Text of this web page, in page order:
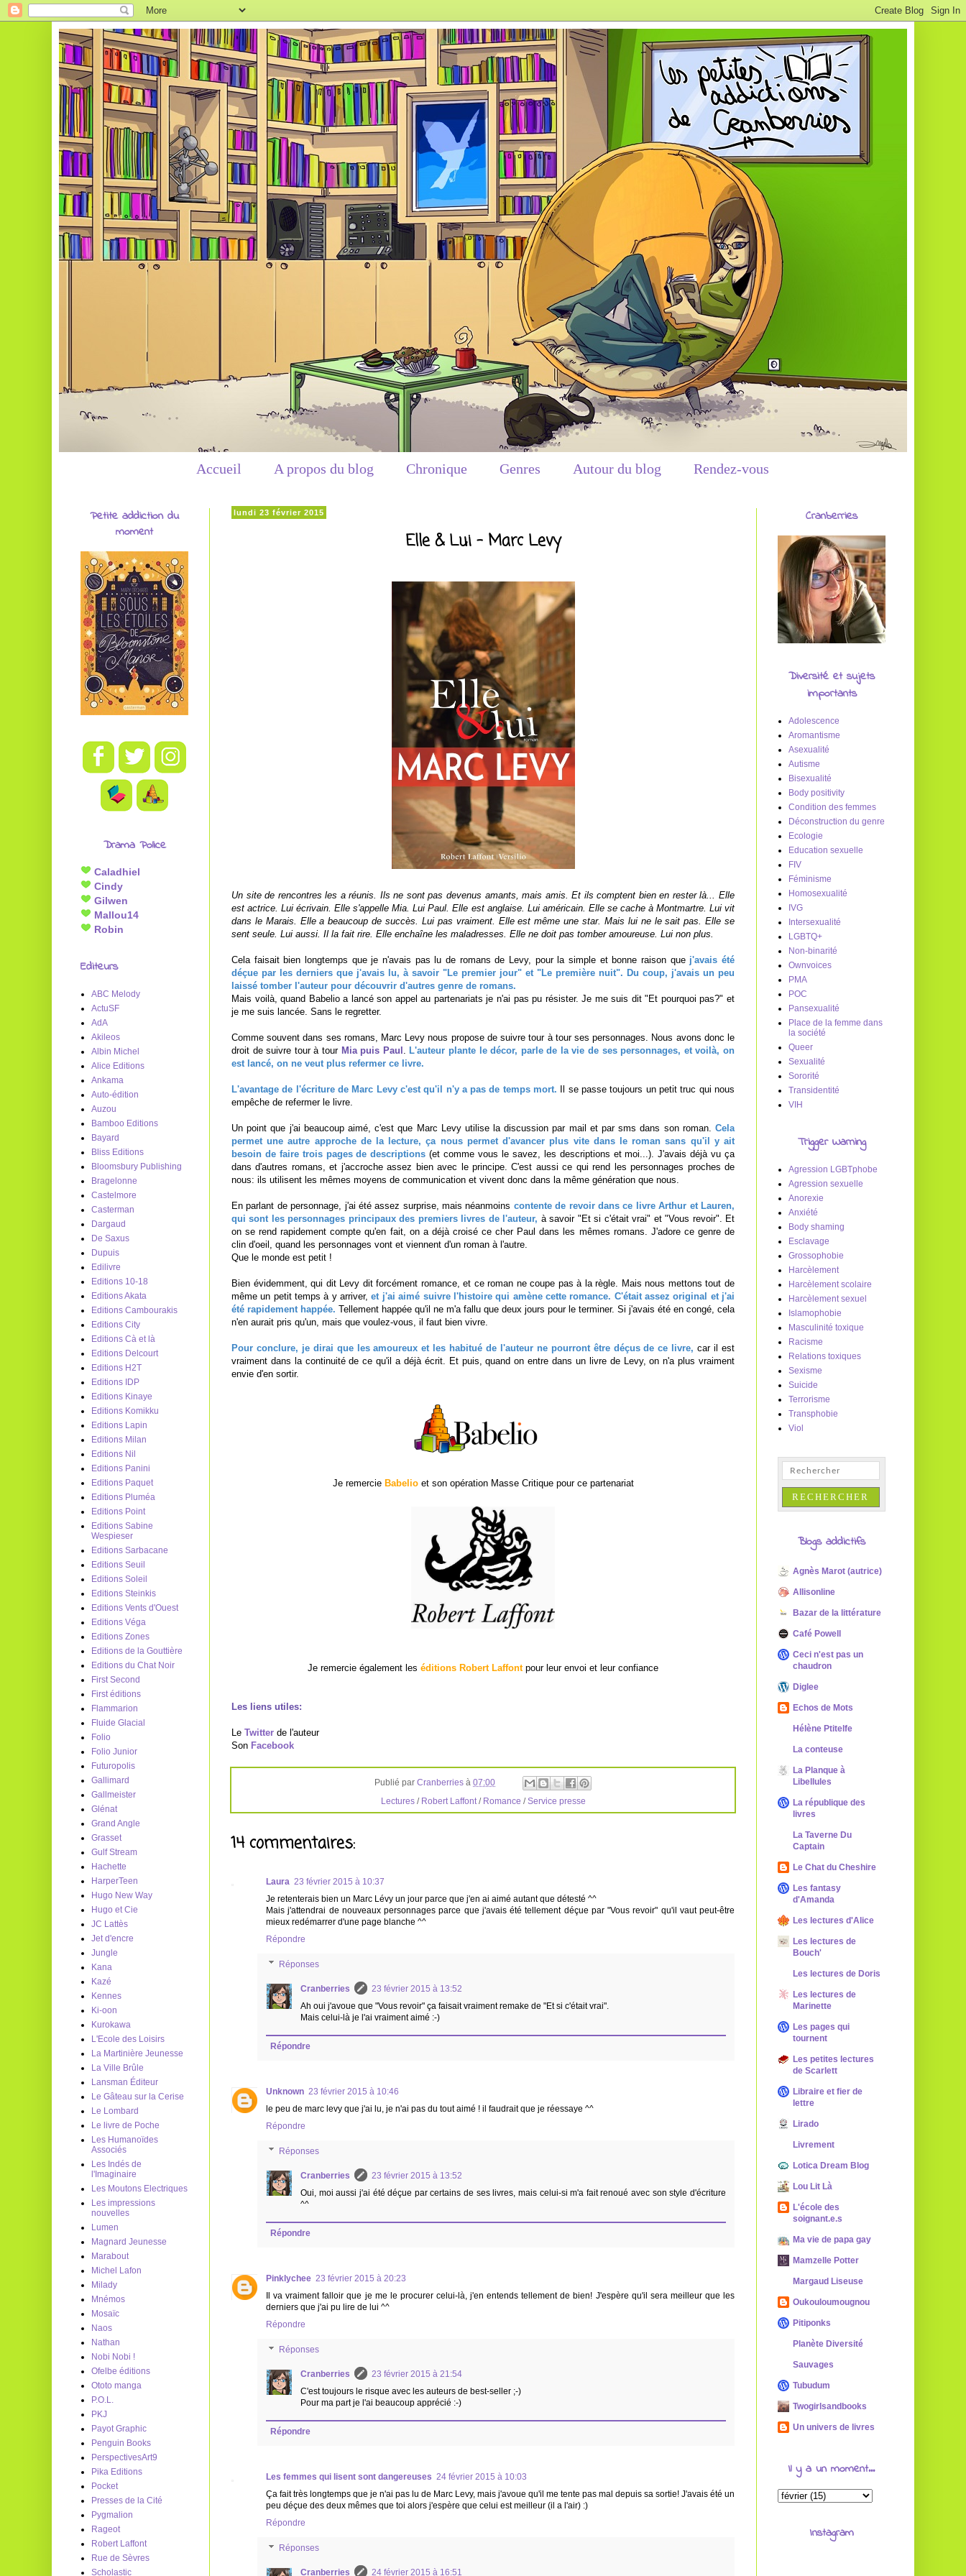
Accueil A propos du blog Chronique Genres Autour du blog Rendez-vous
lundi 23 février 2015
Elle & Lui - Marc Levy
Un site de rencontres les a réunis. Ils ne sont pas devenus amants, mais amis. Et ils comptent bien en rester là... Elle
est actrice. Lui écrivain. Elle s'appelle Mia. Lui Paul. Elle est anglaise. Lui américain. Elle se cache à Montmartre. Lui vit
dans le Marais. Elle a beaucoup de succès. Lui pas vraiment. Elle est même une star. Mais lui ne le sait pas. Elle se
sent seule. Lui aussi. Il la fait rire. Elle enchaîne les maladresses. Elle ne doit pas tomber amoureuse. Lui non plus.
Cela faisait bien longtemps que je n'avais pas lu de romans de Levy, pour la simple et bonne raison que j'avais été
déçue par les derniers que j'avais lu, à savoir "Le premier jour" et "Le première nuit". Du coup, j'avais un peu
laissé tomber l'auteur pour découvrir d'autres genre de romans.
Mais voilà, quand Babelio a lancé son appel au partenariats je n'ai pas pu résister. Je me suis dit "Et pourquoi pas?" et
je me suis lancée. Sans le regretter.
Comme souvent dans ses romans, Marc Levy nous propose de suivre tour à tour ses personnages. Nous avons donc le
droit de suivre tour à tour Mia puis Paul .L'auteur plante le décor, parle de la vie de ses personnages, et voilà, on
est lancé, on ne veut plus refermer ce livre.
L'avantage de l'écriture de Marc Levy c'est qu'il n'y a pas de temps mort. Il se passe toujours un petit truc qui nous
empêche de refermer le livre.
Un point que j'ai beaucoup aimé, c'est que Marc Levy utilise la discussion par mail et par sms dans son roman. Cela
permet une autre approche de la lecture, ça nous permet d'avancer plus vite dans le roman sans qu'il y ait
besoin de faire trois pages de descriptions (et comme vous le savez, les descriptions et moi...). J'avais déjà vu ça
dans d'autres romans, et j'accroche assez bien avec le principe. C'est aussi ce qui rend les personnages proches de
nous: ils utilisent les mêmes moyens de communication et vivent donc dans la même génération que nous.
En parlant de personnage, j'ai été assez surprise, mais néanmoins contente de revoir dans ce livre Arthur et Lauren,
qui sont les personnages principaux des premiers livres de l'auteur, à savoir "Et si c'était vrai" et "Vous revoir". Et
on se rend rapidement compte qu'en fait, on a déjà croisé ce cher Paul dans les mêmes romans. J'adore ce genre de
clin d'oeil, quand les personnages vont et viennent d'un roman à l'autre.
Que le monde est petit !
Bien évidemment, qui dit Levy dit forcément romance, et ce roman ne coupe pas à la règle. Mais nous mettons tout de
même un petit temps à y arriver,et j'ai aimé suivre l'histoire qui amène cette romance. C'était assez original et j'ai
été rapidement happée. Tellement happée qu'il ne m'a fallu que deux jours pour le terminer. Si j'avais été en congé, cela
n'en aurait pris qu'un, mais que voulez-vous, il faut bien vivre.
Pour conclure, je dirai que les amoureux et les habitué de l'auteur ne pourront être déçus de ce livre, car il est
vraiment dans la continuité de ce qu'il a déjà écrit. Et puis, quand on entre dans un livre de Levy, on n'a plus vraiment
envie d'en sortir.
Je remercie Babelioet son opération Masse Critique pour ce partenariat
Je remercie également les éditions Robert Laffontpour leur envoi et leur confiance
Les liens utiles:
Le Twitter de l'auteur
Son Facebook
Publié par Cranberries à 07:00
Lectures/ Robert Laffont/ Romance /Service presse
14 commentaires:
Laura 23 février 2015 à 10:37
Je retenterais bien un Marc Lévy un jour parce que j'en ai aimé autant que détesté ^^
Mais j'attendrai de nouveaux personnages parce que j'avais été tellement déçue par "Vous revoir" qu'il vaut peut-être
mieux redémarrer d'une page blanche ^^
Répondre
Réponses
Cranberries
23 février 2015 à 13:52
Ah oui j'avoue que "Vous revoir" ça faisait vraiment remake de "Et si c'était vrai".
Mais celui-là je l'ai vraiment aimé :-)
Répondre
Unknown 23 février 2015 à 10:46
le peu de marc levy que j'ai lu, je n'ai pas du tout aimé ! il faudrait que je réessaye ^^
Répondre
Réponses
Cranberries
23 février 2015 à 13:52
Oui, moi aussi j'ai été déçue par certains de ses livres, mais celui-si m'a fait renoué avec son style d'écriture
^^
Répondre
Pinklychee 23 février 2015 à 20:23
Il va vraiment falloir que je me le procurer celui-là, j'en entends tellement de bien! J'espère qu'il sera meilleur que les
derniers que j'ai pu lire de lui ^^
Répondre
Réponses
Cranberries
23 février 2015 à 21:54
C'est toujours le risque avec les auteurs de best-seller ;-)
Pour ma part je l'ai beaucoup apprécié :-)
Répondre
Les femmes qui lisent sont dangereuses 24 février 2015 à 10:03
Ça fait très longtemps que je n'ai pas lu de Marc Levy, mais j'avoue qu'il me tente pas mal depuis sa sortie! J'avais été un
peu déçue des deux mêmes que toi alors j'espère que celui est meilleur (il a l'air) :)
Répondre
Réponses
Cranberries 24 février 2015 à 16:51
Petite addiction du
moment
Drama Police
Caladhiel
Cindy
Gilwen
Mallou14
Robin
Editeurs
ABC Melody
ActuSF
AdA
Akileos
Albin Michel
Alice Editions
Ankama
Auto-édition
Auzou
Bamboo Editions
Bayard
Bliss Editions
Bloomsbury Publishing
Bragelonne
Castelmore
Casterman
Dargaud
De Saxus
Dupuis
Edilivre
Editions 10-18
Editions Akata
Editions Cambourakis
Editions City
Editions Cà et là
Editions Delcourt
Editions H2T
Editions IDP
Editions Kinaye
Editions Komikku
Editions Lapin
Editions Milan
Editions Nil
Editions Panini
Editions Paquet
Editions Pluméa
Editions Point
Editions Sabine
Wespieser
Editions Sarbacane
Editions Seuil
Editions Soleil
Editions Steinkis
Editions Vents d'Ouest
Editions Véga
Editions Zones
Editions de la Gouttière
Editions du Chat Noir
First Second
First éditions
Flammarion
Fluide Glacial
Folio
Folio Junior
Futuropolis
Gallimard
Gallmeister
Glénat
Grand Angle
Grasset
Gulf Stream
Hachette
HarperTeen
Hugo New Way
Hugo et Cie
JC Lattès
Jet d'encre
Jungle
Kana
Kazé
Kennes
Ki-oon
Kurokawa
L'Ecole des Loisirs
La Martinière Jeunesse
La Ville Brûle
Lansman Éditeur
Le Gâteau sur la Cerise
Le Lombard
Le livre de Poche
Les Humanoïdes
Associés
Les Indés de
l'Imaginaire
Les Moutons Electriques
Les impressions
nouvelles
Lumen
Magnard Jeunesse
Marabout
Michel Lafon
Milady
Mnémos
Mosaïc
Naos
Nathan
Nobi Nobi !
Ofelbe éditions
Ototo manga
P.O.L.
PKJ
Payot Graphic
Penguin Books
PerspectivesArt9
Pika Editions
Pocket
Presses de la Cité
Pygmalion
Rageot
Robert Laffont
Rue de Sèvres
Scholastic
Cranberries
Diversité et sujets
importants
Adolescence
Aromantisme
Asexualité
Autisme
Bisexualité
Body positivity
Condition des femmes
Déconstruction du genre
Ecologie
Education sexuelle
FIV
Féminisme
Homosexualité
IVG
Intersexualité
LGBTQ+
Non-binarité
Ownvoices
PMA
POC
Pansexualité
Place de la femme dans
la société
Queer
Sexualité
Sororité
Transidentité
VIH
Trigger Warning
Agression LGBTphobe
Agression sexuelle
Anorexie
Anxiété
Body shaming
Esclavage
Grossophobie
Harcèlement
Harcèlement scolaire
Harcèlement sexuel
Islamophobie
Masculinité toxique
Racisme
Relations toxiques
Sexisme
Suicide
Terrorisme
Transphobie
Viol
Blogs addictifs
Agnès Marot (autrice)
Allisonline
Bazar de la littérature
Café Powell
Ceci n'est pas un
chaudron
Diglee
Echos de Mots
Hélène Ptitelfe
La conteuse
La Planque à
Libellules
La république des
livres
La Taverne Du
Captain
Le Chat du Cheshire
Les fantasy
d'Amanda
Les lectures d'Alice
Les lectures de
Bouch'
Les lectures de Doris
Les lectures de
Marinette
Les pages qui
tournent
Les petites lectures
de Scarlett
Libraire et fier de
lettre
Lirado
Livrement
Lotica Dream Blog
Lou Lit Là
L'école des
soignant.e.s
Ma vie de papa gay
Mamzelle Potter
Margaud Liseuse
Oukouloumougnou
Pitiponks
Planète Diversité
Sauvages
Tubudum
Twogirlsandbooks
Un univers de livres
Il y a un moment...
Instagram